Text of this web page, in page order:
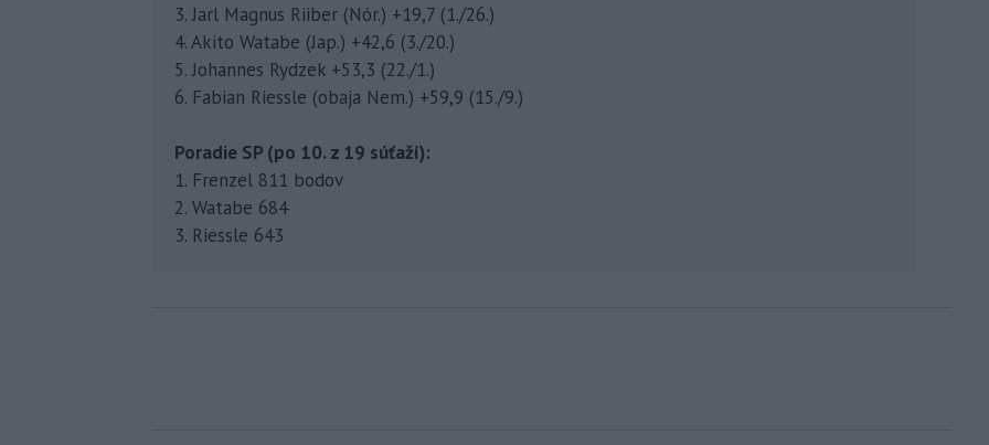
3. Jarl Magnus Riiber (Nór.) +19,7 (1./26.)
4. Akito Watabe (Jap.) +42,6 (3./20.)
5. Johannes Rydzek +53,3 (22./1.)
6. Fabian Riessle (obaja Nem.) +59,9 (15./9.)
Poradie SP (po 10. z 19 súťaží):
1. Frenzel 811 bodov
2. Watabe 684
3. Riessle 643